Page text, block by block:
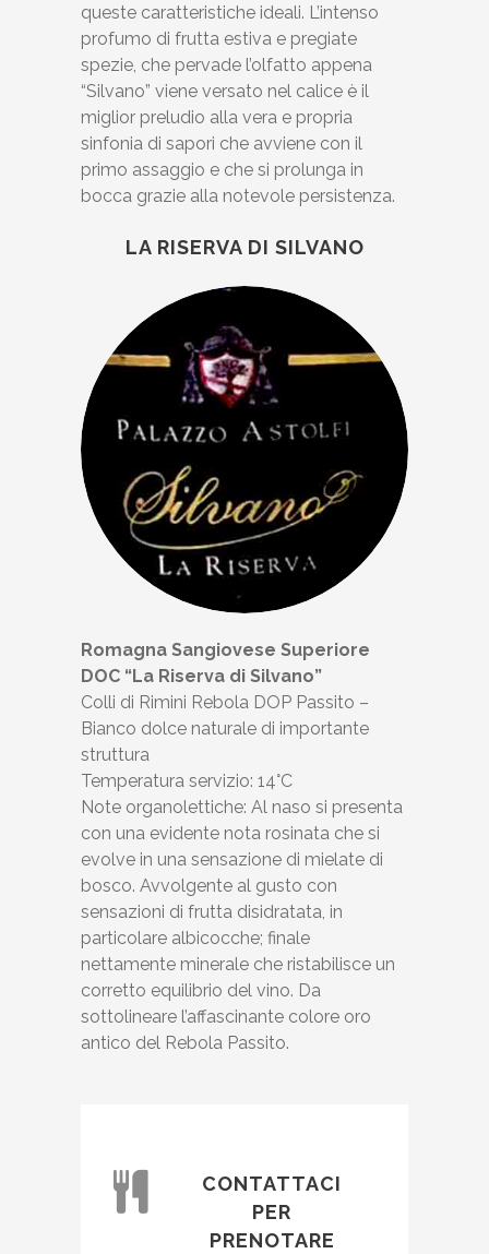
queste caratteristiche ideali. L’intenso
profumo di frutta estiva e pregiate
spezie, che pervade l’olfatto appena
“Silvano” viene versato nel calice è il
miglior preludio alla vera e propria
sinfonia di sapori che avviene con il
primo assaggio e che si prolunga in
bocca grazie alla notevole persistenza.
LA RISERVA DI SILVANO
Romagna Sangiovese Superiore
DOC “La Riserva di Silvano”
Colli di Rimini Rebola DOP Passito –
Bianco dolce naturale di importante
struttura
Temperatura servizio: 14°C
Note organolettiche: Al naso si presenta
con una evidente nota rosinata che si
evolve in una sensazione di mielate di
bosco. Avvolgente al gusto con
sensazioni di frutta disidratata, in
particolare albicocche; finale
nettamente minerale che ristabilisce un
corretto equilibrio del vino. Da
sottolineare l’affascinante colore oro
antico del Rebola Passito.
CONTATTACI
PER
PRENOTARE